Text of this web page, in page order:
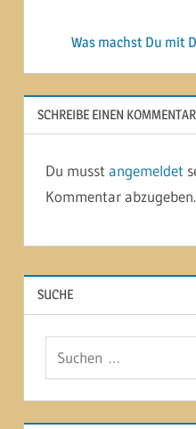
Was machst Du mit
SCHREIBE EINEN KOMMENTAR
Du musst angemeldet
Kommentar abzugeben.
SUCHE